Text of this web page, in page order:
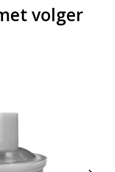
volger